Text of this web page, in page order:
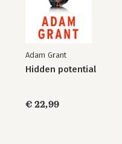
Adam Grant
Hidden potential
€ 22,99